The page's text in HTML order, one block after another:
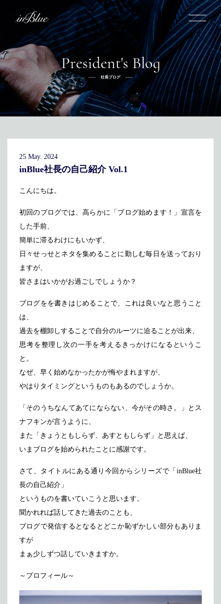
inBlueについて
inBlueの強み ヒストリー
Q&A
オーダー方法
ふるさと納税取扱方法
リボーン
新着
ニュース
社長ブログ スタッフブログ
新卒採用 店舗概要
代表メッセージ
JP
President's Blog
社長ブログ
25 May. 2024
inBlue社長の自己紹介 Vol.1
こんにちは。
初回のブログでは、高らかに「ブログ始めます！」宣言を
した手前、
簡単に滞るわけにもいかず、
日々せっせとネタを集めることに勤しむ毎日を送っており
ますが、
皆さまはいかがお過ごしでしょうか？
ブログをを書きはじめることで、これは良いなと思うこと
は、
過去を棚卸しすることで自分のルーツに迫ることが出来、
思考を整理し次の一手を考えるきっかけになるというこ
と。
なぜ、早く始めなかったかが悔やまれますが、
やはりタイミングというものもあるのでしょうか。
「そのうちなんてあてにならない、今がその時さ。」とス
ナフキンが言うように、
また「きょうともしらず、あすともしらず」と思えば、
いまブログを始められたことに感謝です。
さて、タイトルにある通り今回からシリーズで「inBlue社
長の自己紹介」
というものを書いていこうと思います。
聞かれれば話してきた過去のことも、
ブログで発信するとなるとどこか恥ずかしい部分もありま
すが
まぁ少しずつ話していきますか。
～プロフィール～